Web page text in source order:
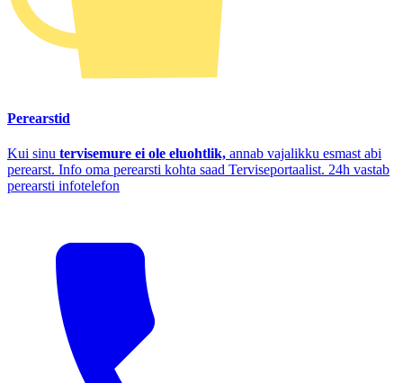
Perearstid
Kui sinu tervisemure ei ole eluohtlik, annab vajalikku esmast abi
perearst. Info oma perearsti kohta saad Terviseportaalist. 24h vastab
perearsti infotelefon